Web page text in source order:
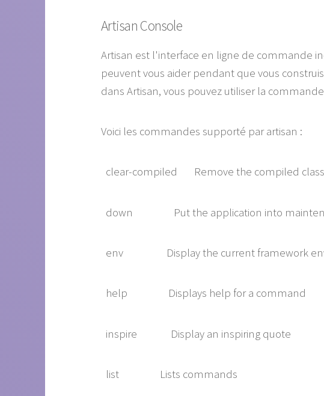
Artisan Console
Artisan est l'interface en ligne de commande
peuvent vous aider pendant que vous
dans Artisan, vous pouvez utiliser la commande
Voici les commandes supporté par artisan :
clear-compiled Remove the compiled
down Put the application into
env Display the current framework
help Displays help for a command
inspire Display an inspiring quote
list Lists commands